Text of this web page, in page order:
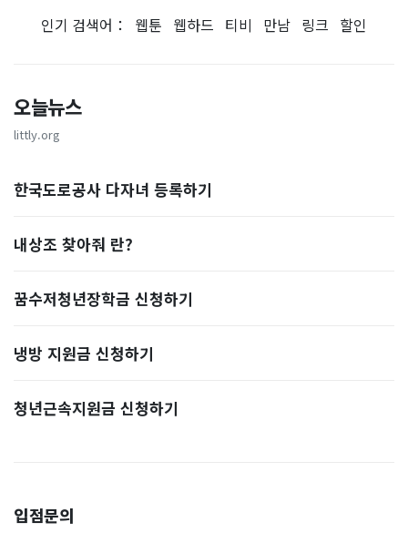
인기 검색어： 웹툰 웹하드 티비 만남 링크 할인
오늘뉴스
littly.org
한국도로공사 다자녀 등록하기
내상조 찾아줘 란?
꿈수저청년장학금 신청하기
냉방 지원금 신청하기
청년근속지원금 신청하기
입점문의